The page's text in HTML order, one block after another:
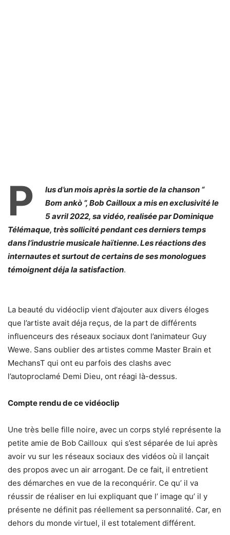
P
lus d’un mois après la sortie de la chanson “
Bom ankò “, Bob Cailloux a mis en exclusivité le
5 avril 2022, sa vidéo, realisée par Dominique
Télémaque, très sollicité pendant ces derniers temps
dans l’industrie musicale haïtienne. Les réactions des
internautes et surtout de certains de ses monologues
témoignent déja la satisfaction.
La beauté du vidéoclip vient d’ajouter aux divers éloges
que l’artiste avait déja reçus, de la part de différents
influenceurs des réseaux sociaux dont l’animateur Guy
Wewe. Sans oublier des artistes comme Master Brain et
MechansT qui ont eu parfois des clashs avec
l’autoproclamé Demi Dieu, ont réagi là-dessus.
Compte rendu de ce vidéoclip
Une très belle fille noire, avec un corps stylé représente la
petite amie de Bob Cailloux qui s’est séparée de lui après
avoir vu sur les réseaux sociaux des vidéos où il lançait
des propos avec un air arrogant. De ce fait, il entretient
des démarches en vue de la reconquérir. Ce qu’ il va
réussir de réaliser en lui expliquant que l’ image qu’ il y
présente ne définit pas réellement sa personnalité. Car, en
dehors du monde virtuel, il est totalement différent.